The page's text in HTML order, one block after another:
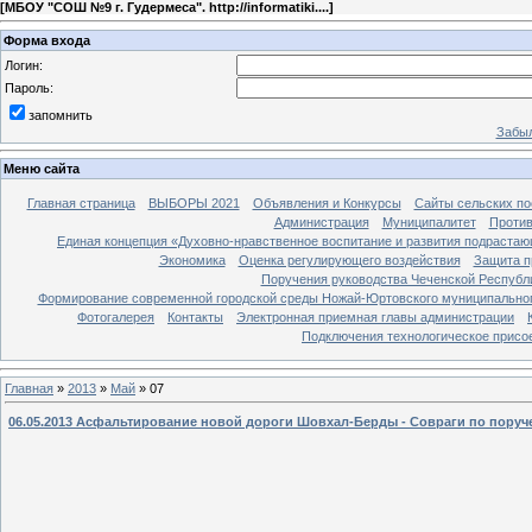
[МБОУ "СОШ №9 г. Гудермеса". http://informatiki....]
Форма входа
Логин:
Пароль:
запомнить
Меню сайта
Главная страница ВЫБОРЫ 2021 Объявления и Конкурсы
Сайты сельских
Администрация
Муниципалитет
Единая концепция «Духовно-нравственное воспитание и развития
Экономика
Оценка регулирующего воздействия
Защита
Поручения руководства Чеченской
Формирование современной городской среды Ножай-Юртовского
Фотогалерея
Контакты Электронная приемная главы администрации
Подключения технологическое
Главная » 2013 » Май » 07
06.05.2013 Асфальтирование новой дороги Шовхал-Берды - Совраги по